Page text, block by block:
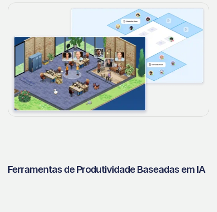
Ferramentas de Produtividade Baseadas em IA